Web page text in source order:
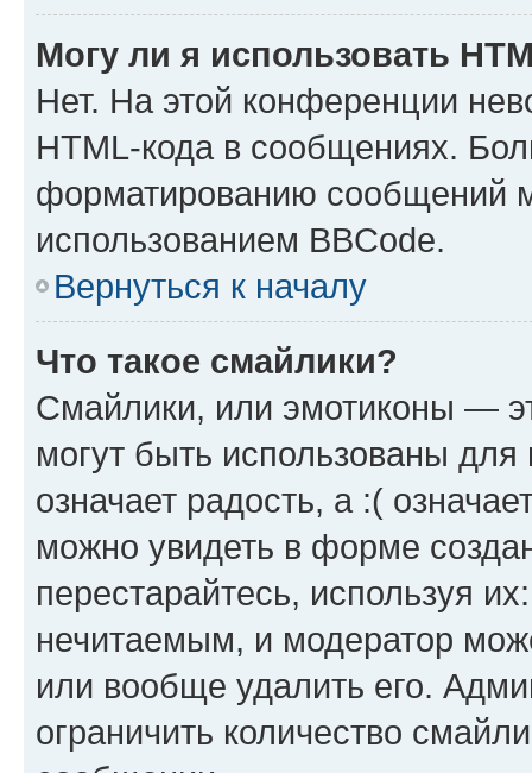
Могу ли я использовать
Нет. На этой конференции
HTML-кода в сообщениях.
форматированию сообщений
использованием BBCode.
Вернуться к началу
Что такое смайлики?
Смайлики, или эмотиконы —
могут быть использованы
означает радость, а :(
можно увидеть в форме
перестарайтесь, используя
нечитаемым, и модератор
или вообще удалить его.
ограничить количество